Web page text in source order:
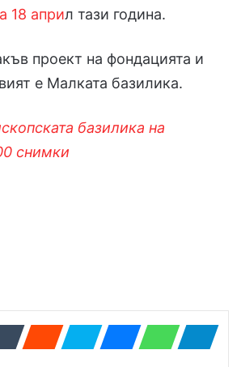
18 април тази година.
проект на фондацията и
е Малката базилика.
базилика на
снимки